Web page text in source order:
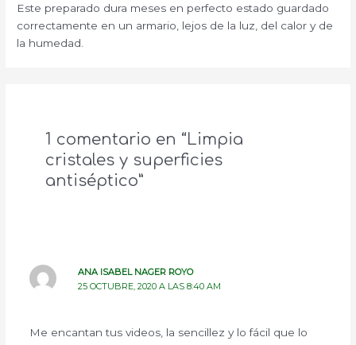
Este preparado dura meses en perfecto estado guardado
correctamente en un armario, lejos de la luz, del calor y de
la humedad.
1 comentario en “Limpia
cristales y superficies
antiséptico”
ANA ISABEL NAGER ROYO
25 OCTUBRE, 2020 A LAS 8:40 AM
Me encantan tus videos, la sencillez y lo fácil que lo